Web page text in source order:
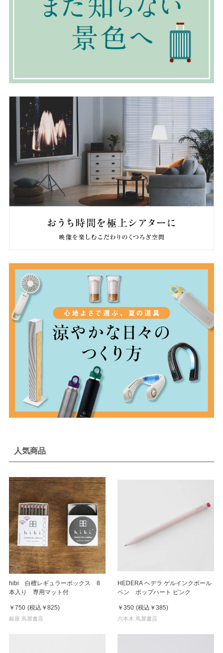
人気商品
hibi 白檀レギュラーボックス 8
本入り 専用マット付
￥750 (税込 ￥825)
銀座 蔦屋書店
HEDERA ヘデラ ゲルインクボール
ペン ポップハート ピンク
￥350 (税込 ￥385)
六本木 蔦屋書店